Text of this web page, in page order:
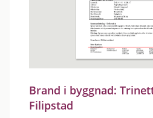
Brand i byggnad:
Filipstad